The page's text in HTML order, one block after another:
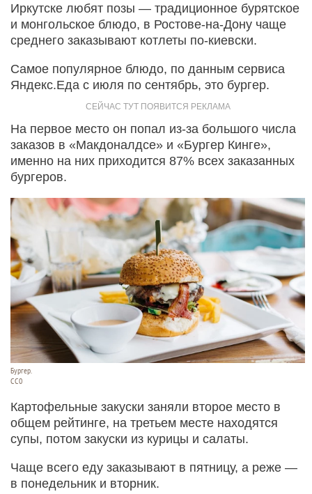
Иркутске любят позы — традиционное бурятское
и монгольское блюдо, в Ростове-на-Дону чаще
среднего заказывают котлеты по-киевски.
Самое популярное блюдо, по данным сервиса
Яндекс.Еда с июля по сентябрь, это бургер.
На первое место он попал из-за большого числа
заказов в «Макдоналдсе» и «Бургер Кинге»,
именно на них приходится 87% всех заказанных
бургеров.
Бургер.
СС0
Картофельные закуски заняли второе место в
общем рейтинге, на третьем месте находятся
супы, потом закуски из курицы и салаты.
Чаще всего еду заказывают в пятницу, а реже —
в понедельник и вторник.